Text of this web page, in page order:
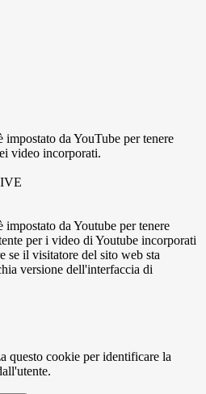
impostato da YouTube per tenere
video incorporati.
impostato da Youtube per tenere
per i video di Youtube incorporati
se il visitatore del sito web sta
versione dell'interfaccia di
questo cookie per identificare la